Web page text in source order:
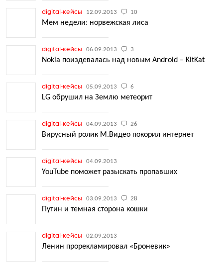
digital-кейсы 12.09.2013 10
Мем недели: норвежская лиса
digital-кейсы 06.09.2013 3
Nokia поиздевалась над новым Android – KitKat
digital-кейсы 05.09.2013 6
LG обрушил на Землю метеорит
digital-кейсы 04.09.2013 26
Вирусный ролик М.Видео покорил интернет
digital-кейсы 04.09.2013
YouTube поможет разыскать пропавших
digital-кейсы 03.09.2013 28
Путин и темная сторона кошки
digital-кейсы 02.09.2013
Ленин прорекламировал «Броневик»